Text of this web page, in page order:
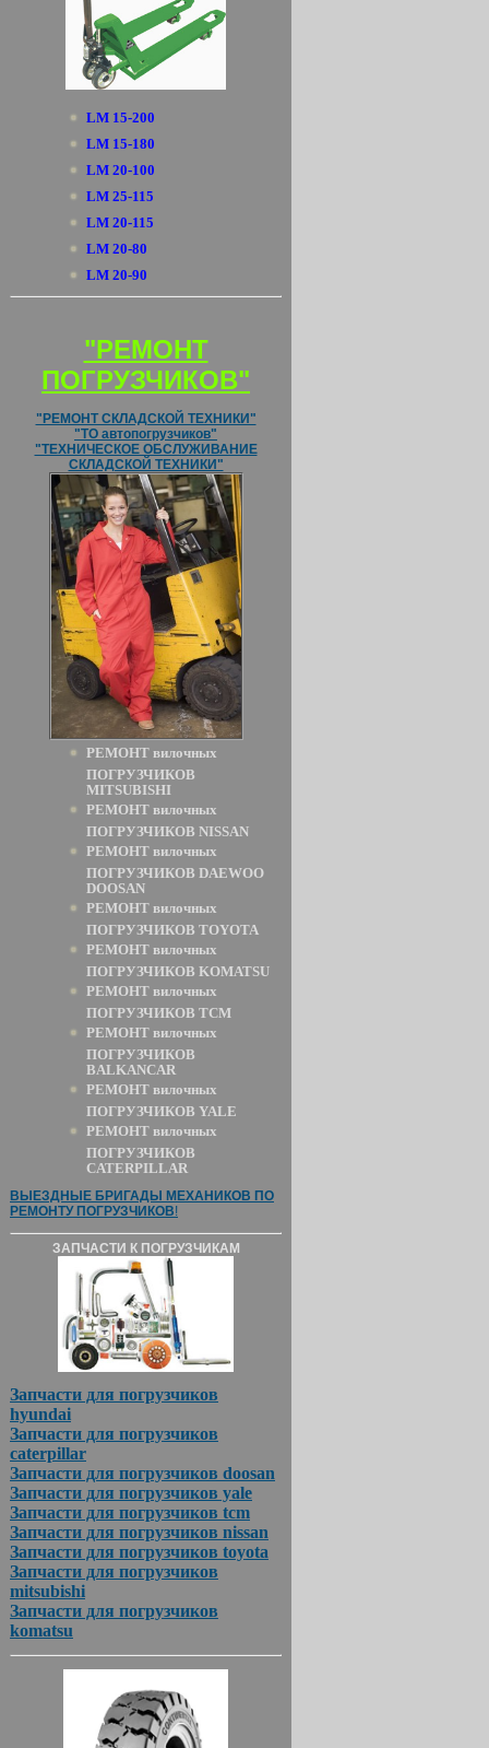
LM 15-200
LM 15-180
LM 20-100
LM 25-115
LM 20-115
LM 20-80
LM 20-90
"РЕМОНТ
ПОГРУЗЧИКОВ"
"РЕМОНТ СКЛАДСКОЙ ТЕХНИКИ"
"ТО автопогрузчиков"
"ТЕХНИЧЕСКОЕ ОБСЛУЖИВАНИЕ
СКЛАДСКОЙ ТЕХНИКИ"
РЕМОНТ вилочных
ПОГРУЗЧИКОВ
MITSUBISHI
РЕМОНТ вилочных
ПОГРУЗЧИКОВ NISSAN
РЕМОНТ вилочных
ПОГРУЗЧИКОВ DAEWOO
DOOSAN
РЕМОНТ вилочных
ПОГРУЗЧИКОВ TOYOTA
РЕМОНТ вилочных
ПОГРУЗЧИКОВ KOMATSU
РЕМОНТ вилочных
ПОГРУЗЧИКОВ TCM
РЕМОНТ вилочных
ПОГРУЗЧИКОВ
BALKANCAR
РЕМОНТ вилочных
ПОГРУЗЧИКОВ YALE
РЕМОНТ вилочных
ПОГРУЗЧИКОВ
CATERPILLAR
ВЫЕЗДНЫЕ БРИГАДЫ МЕХАНИКОВ ПО
РЕМОНТУ ПОГРУЗЧИКОВ!
ЗАПЧАСТИ К ПОГРУЗЧИКАМ
Запчасти для погрузчиков
hyundai
Запчасти для погрузчиков
caterpillar
Запчасти для погрузчиков doosan
Запчасти для погрузчиков yale
Запчасти для погрузчиков tcm
Запчасти для погрузчиков nissan
Запчасти для погрузчиков toyota
Запчасти для погрузчиков
mitsubishi
Запчасти для погрузчиков
komatsu